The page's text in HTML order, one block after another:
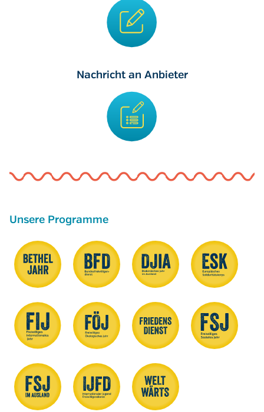
Nachricht an Anbieter
Unsere Programme